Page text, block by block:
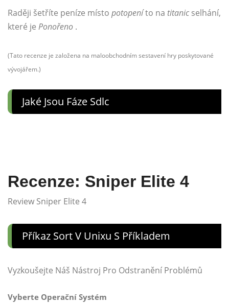
Raději šetříte peníze místo potopeníto na titanic selhání,
které je Ponořeno .
(Tato recenze je založena na maloobchodním sestavení hry poskytované
vývojářem.)
Jaké Jsou Fáze Sdlc
Recenze: Sniper Elite 4
Review Sniper Elite 4
Příkaz Sort V Unixu S Příkladem
Vyzkoušejte Náš Nástroj Pro Odstranění Problémů
Vyberte Operační Systém